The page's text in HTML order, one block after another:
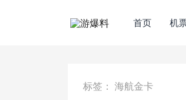
首页 机
标签： 海航金卡